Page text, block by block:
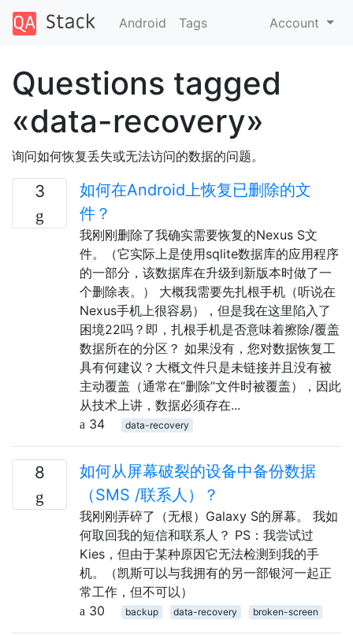
Android Tags Account
Questions tagged
«data-recovery»
询问如何恢复丢失或无法访问的数据的问题。
3
如何在Android上恢复已删除的文
件？
我刚刚删除了我确实需要恢复的Nexus S文
件。（它实际上是使用sqlite数据库的应用程序
的一部分，该数据库在升级到新版本时做了一
个删除表。） 大概我需要先扎根手机（听说在
Nexus手机上很容易），但是我在这里陷入了
困境22吗？即，扎根手机是否意味着擦除/覆盖
数据所在的分区？ 如果没有，您对数据恢复工
具有何建议？大概文件只是未链接并且没有被
主动覆盖（通常在“删除”文件时被覆盖），因此
从技术上讲，数据必须存在...
34
data-recovery
8
如何从屏幕破裂的设备中备份数据
（SMS /联系人）？
我刚刚弄碎了（无根）Galaxy S的屏幕。 我如
何取回我的短信和联系人？ PS：我尝试过
Kies，但由于某种原因它无法检测到我的手
机。（凯斯可以与我拥有的另一部银河一起正
常工作，但不可以）
30
backup data-recovery broken-screen